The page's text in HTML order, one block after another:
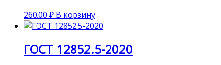
260.00 ₽ В корзину
ГОСТ 12852.5-2020